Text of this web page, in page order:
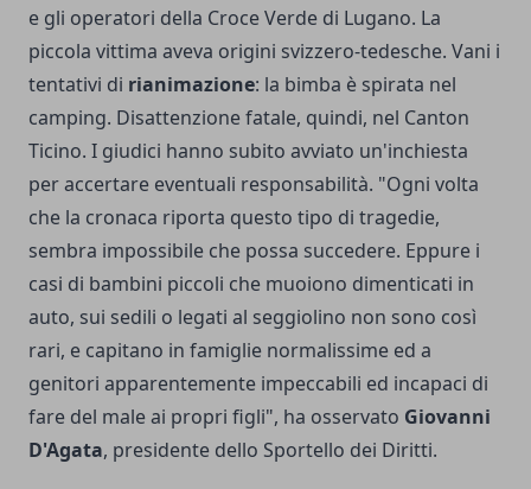
e gli operatori della Croce Verde di Lugano. La
piccola vittima aveva origini svizzero-tedesche. Vani i
tentativi di rianimazione: la bimba è spirata nel
camping. Disattenzione fatale, quindi, nel Canton
Ticino. I giudici hanno subito avviato un'inchiesta
per accertare eventuali responsabilità. "Ogni volta
che la cronaca riporta questo tipo di tragedie,
sembra impossibile che possa succedere. Eppure i
casi di bambini piccoli che muoiono dimenticati in
auto, sui sedili o legati al seggiolino non sono così
rari, e capitano in famiglie normalissime ed a
genitori apparentemente impeccabili ed incapaci di
fare del male ai propri figli", ha osservato Giovanni
D'Agata, presidente dello Sportello dei Diritti.